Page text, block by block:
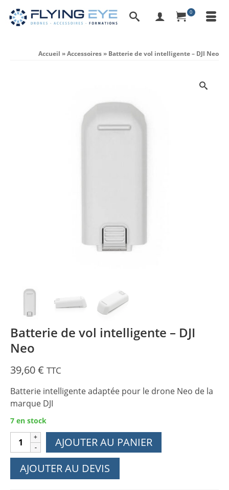
0
Accueil »Accessoires» Batterie de vol intelligente – DJI Neo
Batterie de vol intelligente – DJI
Neo
39,60€ TTC
Batterie intelligente adaptée pour le drone Neo de la
marque DJI
7 en stock
quantité
de
Batterie
AJOUTER AU PANIER
AJOUTER AU DEVIS